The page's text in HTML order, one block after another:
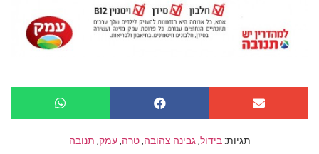
תגיות: בידול,גבינה צהובה,טרה,עמק, תנובה